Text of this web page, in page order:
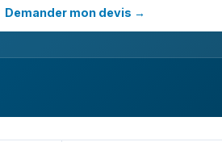
Demander mon devis →